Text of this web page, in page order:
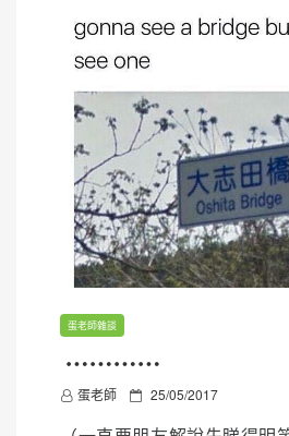
蛋老師雜談
⋯⋯⋯⋯
蛋老師
P 25/05/2017